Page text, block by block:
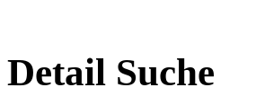
Detail Suche